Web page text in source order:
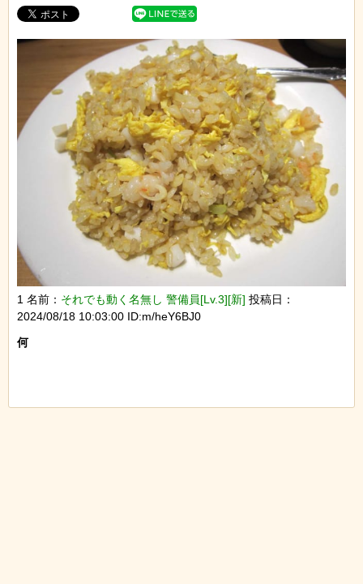
1 名前： それでも動く名無し 警備員[Lv.3][新] 投稿日：
2024/08/18 10:03:00 ID:m/heY6BJ0
何